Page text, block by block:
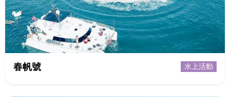
春帆號 水上活動